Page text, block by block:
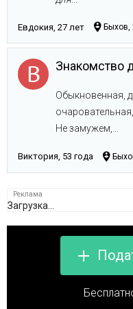
Евдокия, 27 лет Быхов,
Знакомство
Обыкновенная,
Не замужем,...
Виктория, 53 года
Загрузка...